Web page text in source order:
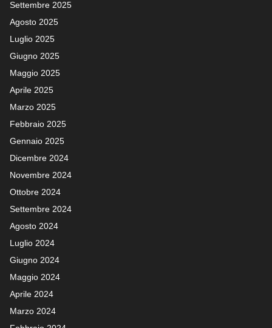
Settembre 2025
Agosto 2025
Luglio 2025
Giugno 2025
Maggio 2025
Aprile 2025
Marzo 2025
Febbraio 2025
Gennaio 2025
Dicembre 2024
Novembre 2024
Ottobre 2024
Settembre 2024
Agosto 2024
Luglio 2024
Giugno 2024
Maggio 2024
Aprile 2024
Marzo 2024